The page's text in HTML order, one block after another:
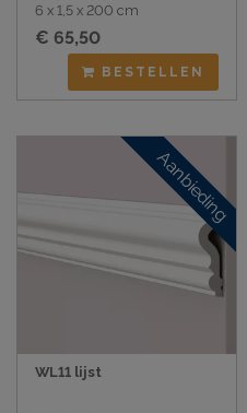
6 x 1,5 x 200 cm
€ 65,50
BESTELLEN
Aanbieding
WL11 lijst